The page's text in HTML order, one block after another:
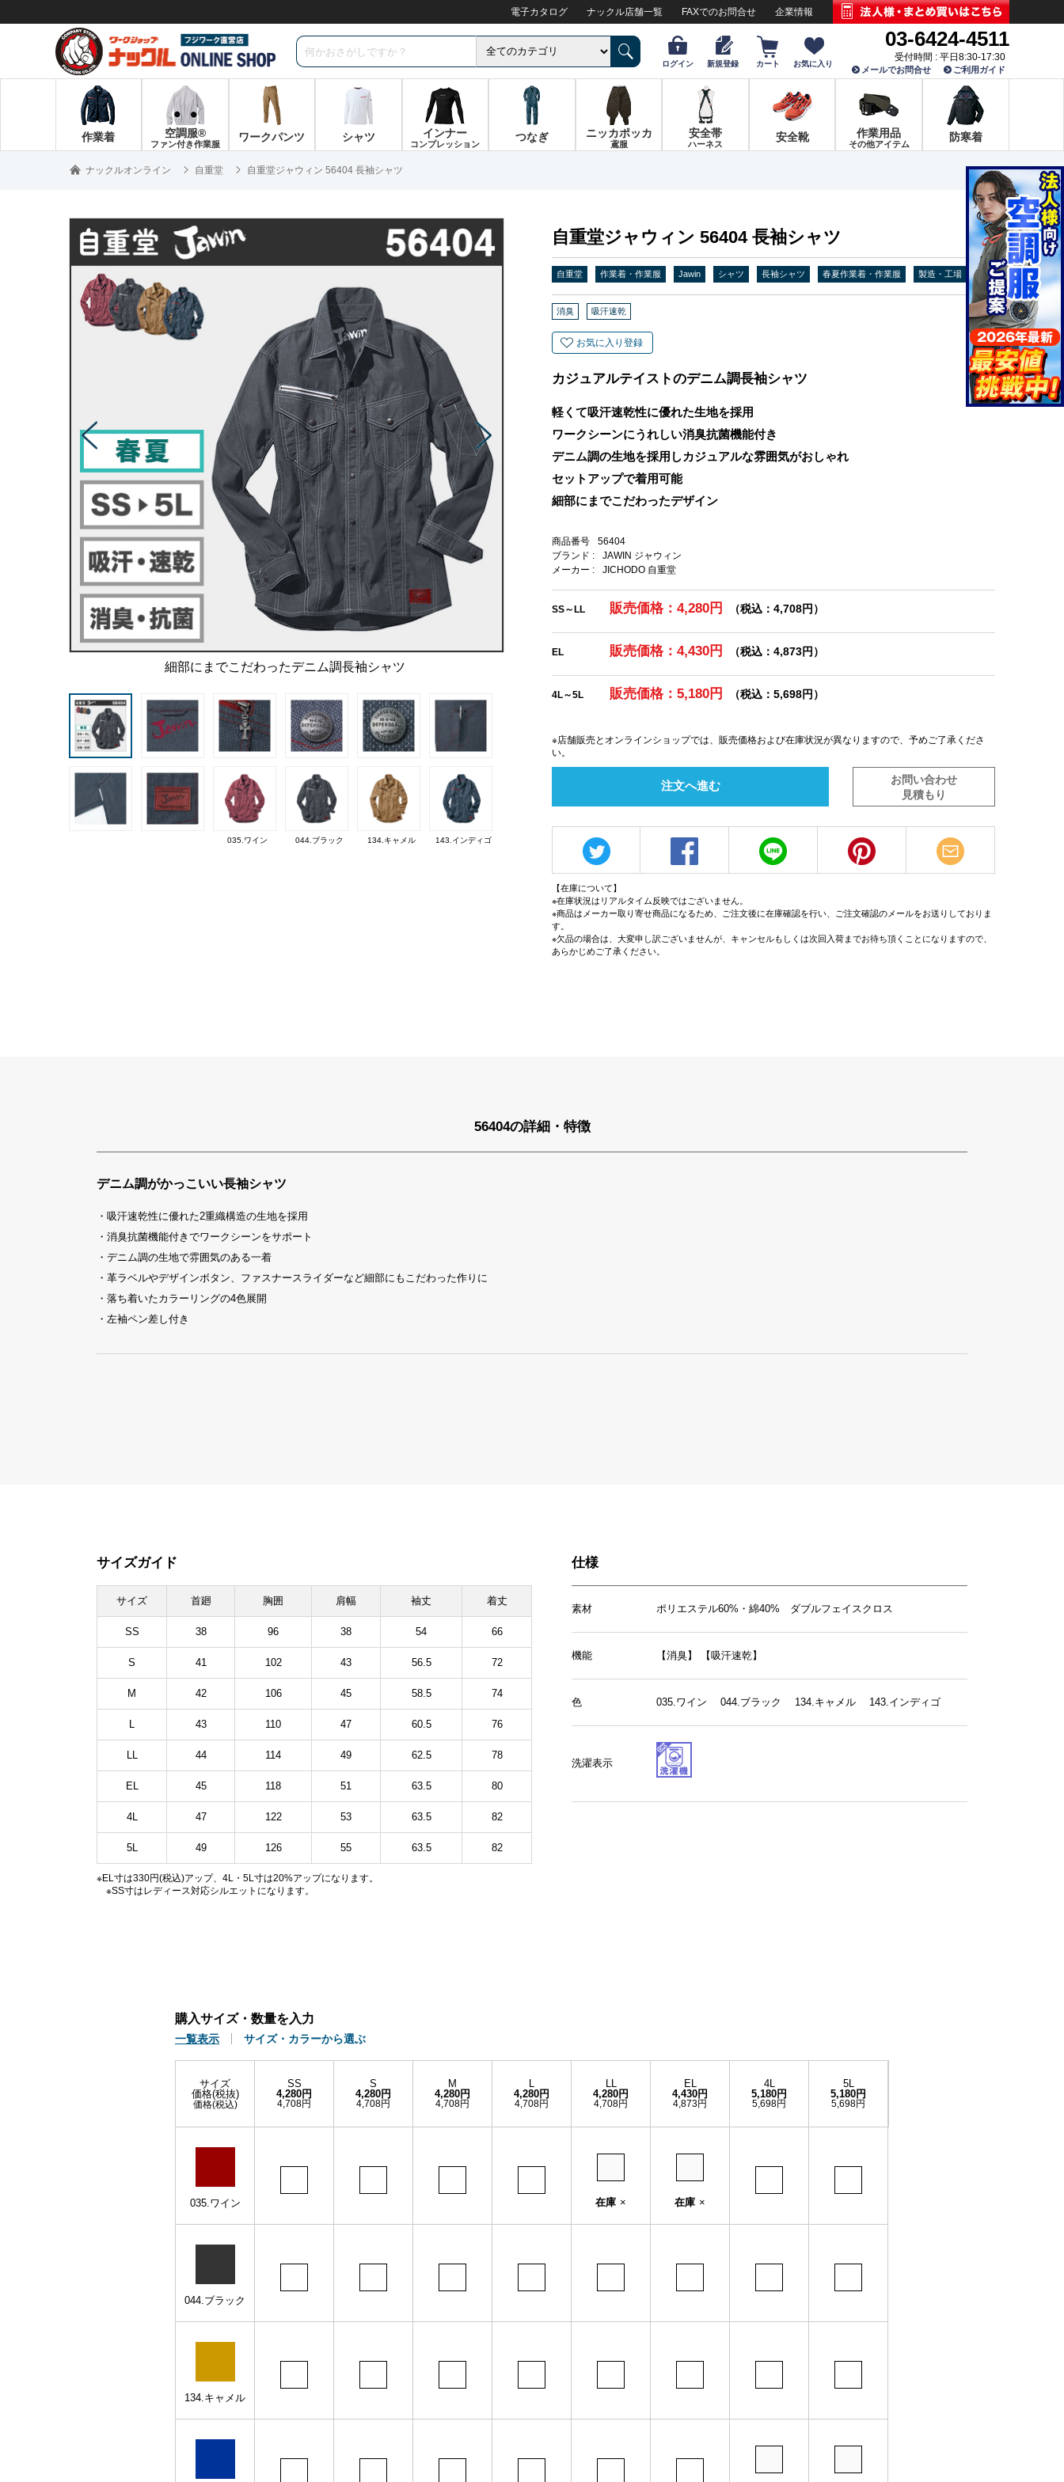
電子カタログ ナックル店舗一覧 FAXでのお問合せ 企業情報
ログイン 新規登録 カート お気に入り
03-6424-4511
受付時間 : 平日8:30-17:30
メールでお問合せ ご利用ガイド
作業着 空調服®
ファン付き作業服
ワークパンツ シャツ インナー
コンプレッション
つなぎ ニッカポッカ
鳶服
安全帯
ハーネス
安全靴 作業用品
その他アイテム
防寒着
ナックルオンライン 自重堂 自重堂ジャウィン 56404 長袖シャツ
細部にまでこだわったデニム調長袖シャツ
035.ワイン 044.ブラック 134.キャメル 143.インディゴ
自重堂ジャウィン 56404 長袖シャツ
自重堂 作業着・作業服 Jawin シャツ 長袖シャツ 春夏作業着・作業服 製造・工場
消臭 吸汗速乾
お気に入り登録
カジュアルテイストのデニム調長袖シャツ
軽くて吸汗速乾性に優れた生地を採用
ワークシーンにうれしい消臭抗菌機能付き
デニム調の生地を採用しカジュアルな雰囲気がおしゃれ
セットアップで着用可能
細部にまでこだわったデザイン
商品番号
56404
ブランド :
JAWIN ジャウィン
メーカー :
JICHODO 自重堂
SS～LL 販売価格：4,280円 （税込：4,708円）
EL 販売価格：4,430円 （税込：4,873円）
4L～5L 販売価格：5,180円 （税込：5,698円）
※店舗販売とオンラインショップでは、販売価格および在庫状況が異なりますので、予めご了承くださ
い。
注文へ進む
お問い合わせ
見積もり
【在庫について】
※在庫状況はリアルタイム反映ではございません。
※商品はメーカー取り寄せ商品になるため、ご注文後に在庫確認を行い、ご注文確認のメールをお送りしておりま
す。
※欠品の場合は、大変申し訳ございませんが、キャンセルもしくは次回入荷までお待ち頂くことになりますので、
あらかじめご了承ください。
56404の詳細・特徴
デニム調がかっこいい長袖シャツ
・吸汗速乾性に優れた2重織構造の生地を採用
・消臭抗菌機能付きでワークシーンをサポート
・デニム調の生地で雰囲気のある一着
・革ラベルやデザインボタン、ファスナースライダーなど細部にもこだわった作りに
・落ち着いたカラーリングの4色展開
・左袖ペン差し付き
サイズガイド
サイズ 首廻 胸囲 肩幅 袖丈 着丈
SS 38 96 38 54 66
S 41 102 43 56.5 72
M 42 106 45 58.5 74
L 43 110 47 60.5 76
LL 44 114 49 62.5 78
EL 45 118 51 63.5 80
4L 47 122 53 63.5 82
5L 49 126 55 63.5 82
※EL寸は330円(税込)アップ、4L・5L寸は20%アップになります。
※SS寸はレディース対応シルエットになります。
仕様
素材 ポリエステル60%・綿40% ダブルフェイスクロス
機能 【消臭】 【吸汗速乾】
色 035.ワイン 044.ブラック 134.キャメル 143.インディゴ
洗濯表示
購入サイズ・数量を入力
一覧表示 サイズ・カラーから選ぶ
サイズ
価格(税抜)
価格(税込)
SS
4,280円
4,708円
S
4,280円
4,708円
M
4,280円
4,708円
L
4,280円
4,708円
LL
4,280円
4,708円
EL
4,430円
4,873円
4L
5,180円
5,698円
5L
5,180円
5,698円
035.ワイン 在庫 × 在庫 ×
044.ブラック
134.キャメル